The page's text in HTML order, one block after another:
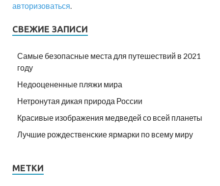
авторизоваться
СВЕЖИЕ ЗАПИСИ
Самые безопасные места для путешествий в 2021
году
Недооцененные пляжи мира
Нетронутая дикая природа России
Красивые изображения медведей со всей планеты
Лучшие рождественские ярмарки по всему миру
МЕТКИ